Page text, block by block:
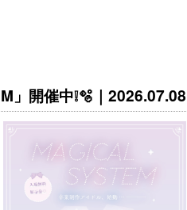
」開催中❕🫧｜2026.07.08